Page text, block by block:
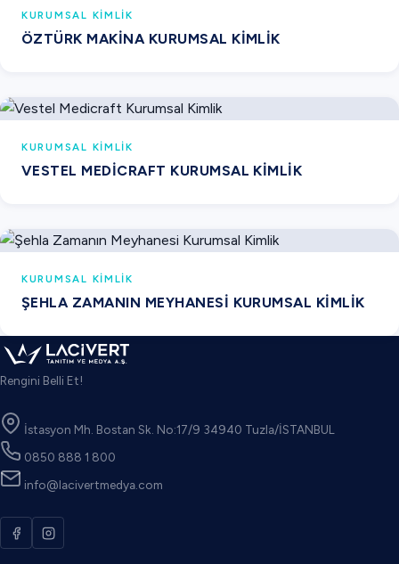
KURUMSAL KIMLIK
ÖZTÜRK MAKINA KURUMSAL KIMLIK
KURUMSAL KIMLIK
VESTEL MEDICRAFT KURUMSAL KIMLIK
KURUMSAL KIMLIK
ŞEHLA ZAMANIN MEYHANESI KURUMSAL KIMLIK
Rengini Belli Et!
İstasyon Mh. Bostan Sk. No:17/9 34940 Tuzla/İSTANBUL
0850 888 1 800
info@lacivertmedya.com